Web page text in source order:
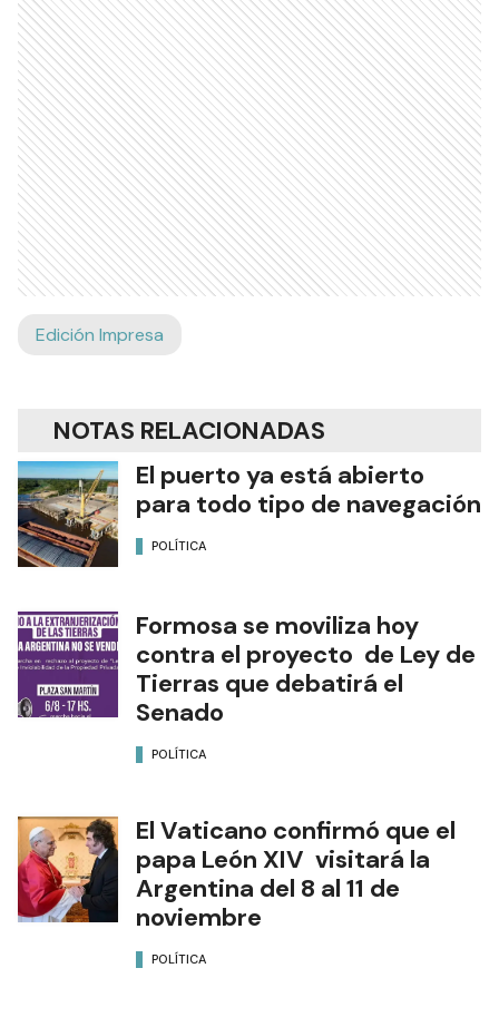
Edición Impresa
NOTAS RELACIONADAS
El puerto ya está abierto
para todo tipo de navegación
POLÍTICA
Formosa se moviliza hoy
contra el proyecto de Ley de
Tierras que debatirá el
Senado
POLÍTICA
El Vaticano confirmó que el
papa León XIV visitará la
Argentina del 8 al 11 de
noviembre
POLÍTICA